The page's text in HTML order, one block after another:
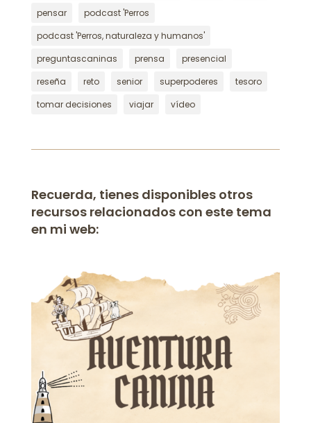
pensar
podcast 'Perros
podcast 'Perros, naturaleza y humanos'
preguntascaninas
prensa
presencial
reseña
reto senior superpoderes
tesoro
tomar decisiones
viajar vídeo
Recuerda, tienes disponibles otros
recursos relacionados con este tema
en mi web: